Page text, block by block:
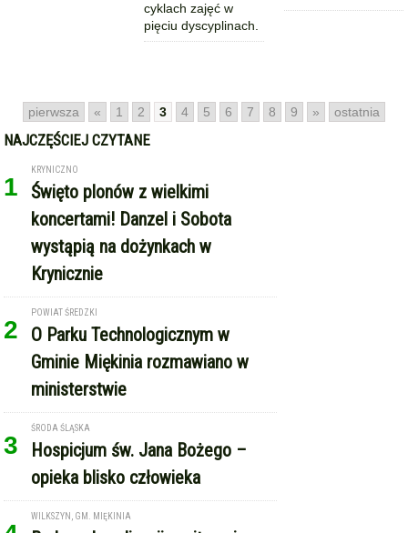
cyklach zajęć w
pięciu dyscyplinach.
pierwsza « 1 2 3 4 5 6 7 8 9 » ostatnia
NAJCZĘŚCIEJ CZYTANE
1
KRYNICZNO
Święto plonów z wielkimi
koncertami! Danzel i Sobota
wystąpią na dożynkach w
Krynicznie
2
POWIAT ŚREDZKI
O Parku Technologicznym w
Gminie Miękinia rozmawiano w
ministerstwie
3
ŚRODA ŚLĄSKA
Hospicjum św. Jana Bożego –
opieka blisko człowieka
WILKSZYN, GM. MIĘKINIA